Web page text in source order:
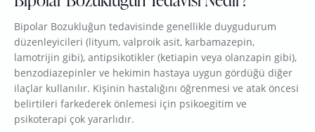
Bipolar Bozukluğun tedavisinde genellikle duygudurum
düzenleyicileri (lityum, valproik asit, karbamazepin,
lamotrijin gibi), antipsikotikler (ketiapin veya olanzapin gibi),
benzodiazepinler ve hekimin hastaya uygun gördüğü diğer
ilaçlar kullanılır. Kişinin hastalığını öğrenmesi ve atak öncesi
belirtileri farkederek önlemesi için psikoegitim ve
psikoterapi çok yararlıdır.